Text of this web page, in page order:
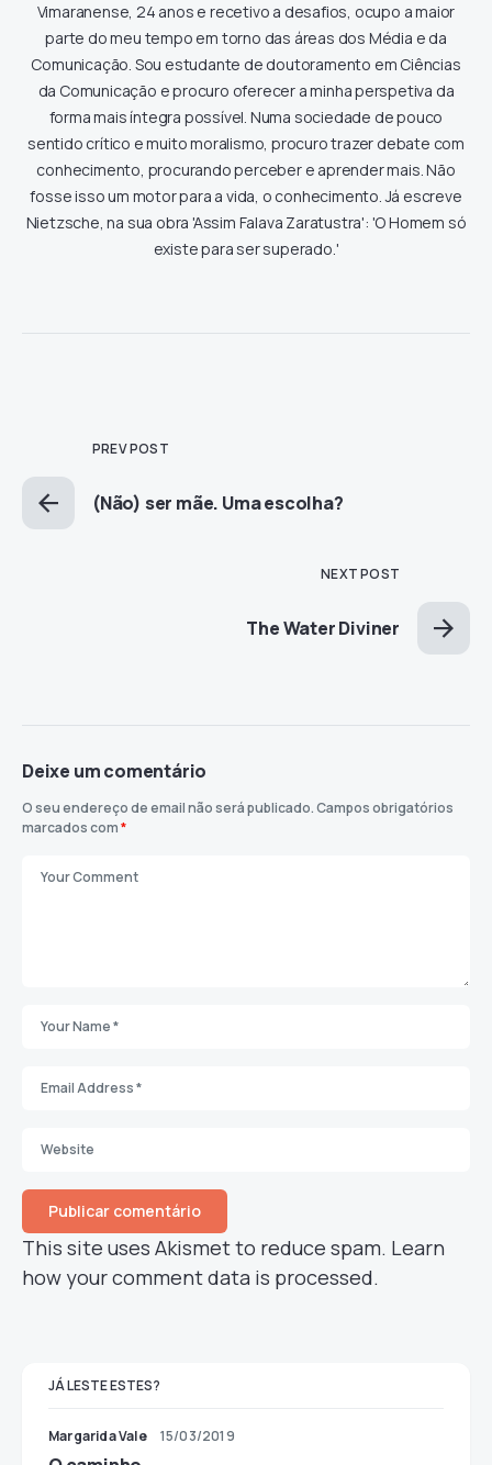
Vimaranense, 24 anos e recetivo a desafios, ocupo a maior
parte do meu tempo em torno das áreas dos Média e da
Comunicação. Sou estudante de doutoramento em Ciências
da Comunicação e procuro oferecer a minha perspetiva da
forma mais íntegra possível. Numa sociedade de pouco
sentido crítico e muito moralismo, procuro trazer debate com
conhecimento, procurando perceber e aprender mais. Não
fosse isso um motor para a vida, o conhecimento. Já escreve
Nietzsche, na sua obra 'Assim Falava Zaratustra': 'O Homem só
existe para ser superado.'
PREV POST
(Não) ser mãe. Uma escolha?
NEXT POST
The Water Diviner
Deixe um comentário
O seu endereço de email não será publicado.Campos obrigatórios
marcados com*
This site uses Akismet to reduce spam. Learn
how your comment data is processed.
JÁ LESTE ESTES?
Margarida Vale 15/03/2019